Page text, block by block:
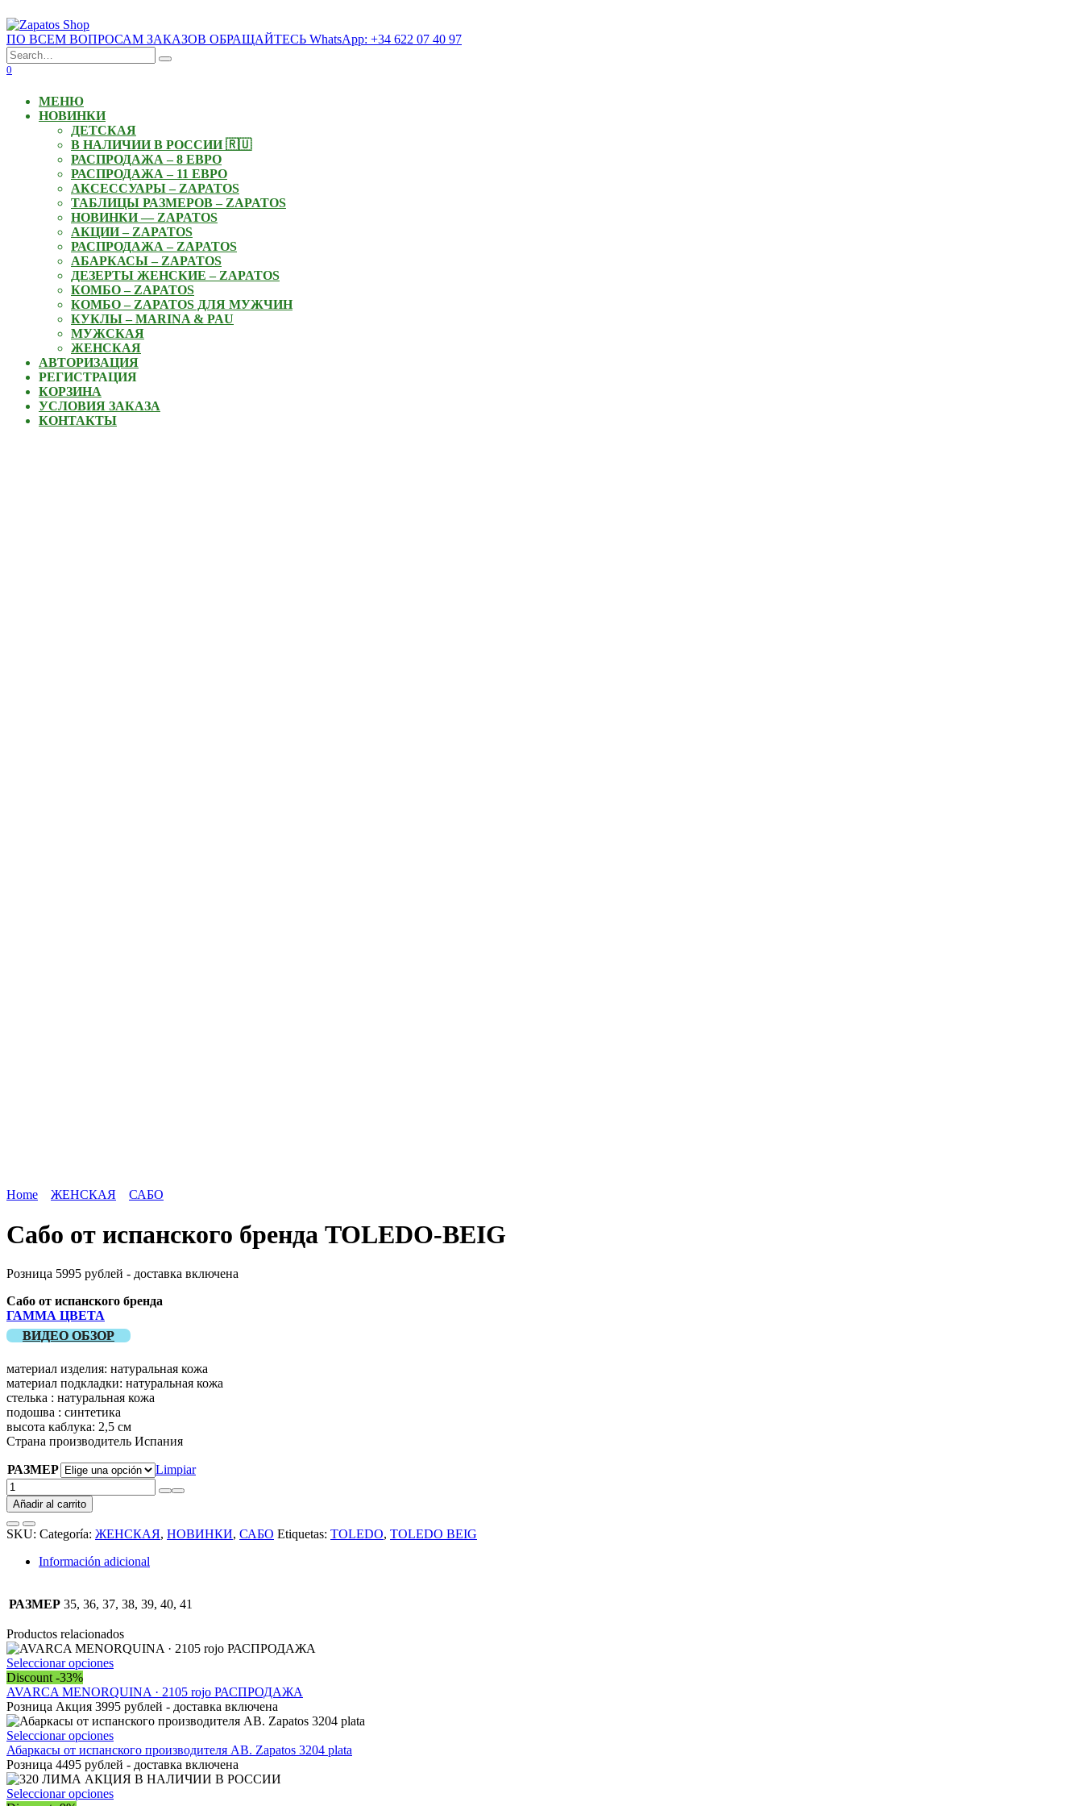
to
content
ПО ВСЕМ ВОПРОСАМ ЗАКАЗОВ ОБРАЩАЙТЕСЬ WhatsApp: +34 622 07 40 97
Search
for:
0
МЕНЮ
НОВИНКИ
ДЕТСКАЯ
В НАЛИЧИИ В РОССИИ 🇷🇺
РАСПРОДАЖА – 8 ЕВРО
РАСПРОДАЖА – 11 ЕВРО
АКСЕССУАРЫ – ZAPATOS
ТАБЛИЦЫ РАЗМЕРОВ – ZAPATOS
НОВИНКИ — ZAPATOS
АКЦИИ – ZAPATOS
РАСПРОДАЖА – ZAPATOS
АБАРКАСЫ – ZAPATOS
ДЕЗЕРТЫ ЖЕНСКИЕ – ZAPATOS
КОМБО – ZAPATOS
КОМБО – ZAPATOS ДЛЯ МУЖЧИН
КУКЛЫ – MARINA & PAU
МУЖСКАЯ
ЖЕНСКАЯ
АВТОРИЗАЦИЯ
РЕГИСТРАЦИЯ
КОРЗИНА
УСЛОВИЯ ЗАКАЗА
КОНТАКТЫ
Home ЖЕНСКАЯ САБО
Сабо от испанского бренда TOLEDO-BEIG
Розница 5995 рублей - доставка включена
Сабо от испанского бренда
ГАММА ЦВЕТА
ВИДЕО ОБЗОР
материал изделия: натуральная кожа
материал подкладки: натуральная кожа
стелька : натуральная кожа
подошва : синтетика
высота каблука: 2,5 см
Страна производитель Испания
РАЗМЕР
Limpiar
Сабо
от
испанского
бренда
TOLEDO-
BEIG
cantidad
Añadir al carrito
SKU: Categoría: ЖЕНСКАЯ, НОВИНКИ, САБО Etiquetas: TOLEDO, TOLEDO BEIG
Información adicional
РАЗМЕР 35, 36, 37, 38, 39, 40, 41
Productos relacionados
Seleccionar opcionesEste
tiene
múltiples
variantes.
Las
opciones
se
pueden
elegir
Discount -33%
AVARCA MENORQUINA · 2105 rojo РАСПРОДАЖА
Розница Акция 3995 рублей - доставка включена
Seleccionar opcionesEste
producto
tiene
múltiples
variantes.
Абаркасы от испанского производителя AB. Zapatos 3204 plata
Розница 4495 рублей - доставка включена
Seleccionar opcionesEste